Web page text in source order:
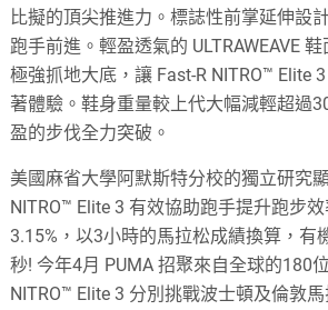
比擬的頂尖推進力。標誌性前掌延伸設
跑手前進。輕盈透氣的 ULTRAWEAVE
極強抓地大底，讓 Fast-R NITRO™ Elite
著體驗。鞋身重量較上代大幅減輕超過
盈的步伐全力突破。
美國麻省大學阿默斯特分校的獨立研究
NITRO™ Elite 3 有效協助跑手提升跑步
3.15%，以3小時的馬拉松成績換算，有
秒! 今年4月 PUMA 招聚來自全球的180
NITRO™ Elite 3 分別挑戰波士頓及倫敦